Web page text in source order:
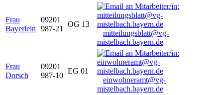
Frau
Bayerlein
09201
987-21
OG 13
mitteilungsblatt@vg-
mistelbach.bayern.de
Frau
Dorsch
09201
987-10
EG 01
einwohneramt@vg-
mistelbach.bayern.de